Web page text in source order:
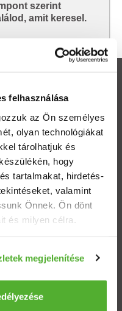
felhasználása
az Ön személyes
olyan technológiákat
tárolhatjuk és
hogy
tartalmakat, hirdetés-
valamint
Önnek. Ön dönt
és milyen célra.
elhelyezkedéséről
annak konkrét
megjelenítése
szerint
amit keresel.
kódex